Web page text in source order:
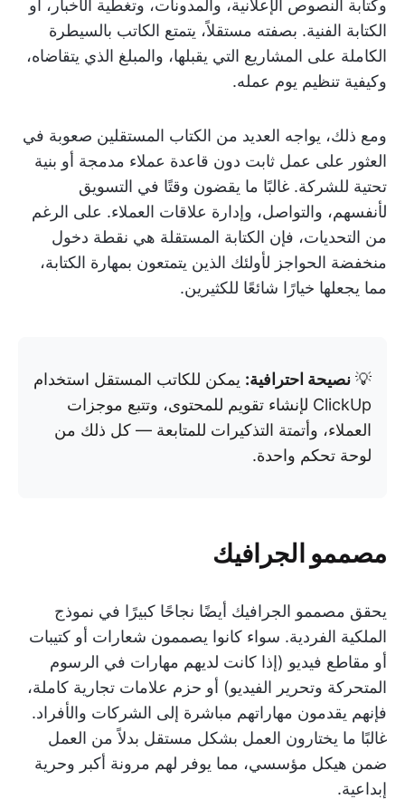
وكتابة النصوص الإعلانية، والمدونات، وتغطية الأخبار، أو
الكتابة الفنية. بصفته مستقلاً، يتمتع الكاتب بالسيطرة
الكاملة على المشاريع التي يقبلها، والمبلغ الذي يتقاضاه،
وكيفية تنظيم يوم عمله.
ومع ذلك، يواجه العديد من الكتاب المستقلين صعوبة في
العثور على عمل ثابت دون قاعدة عملاء مدمجة أو بنية
تحتية للشركة. غالبًا ما يقضون وقتًا في التسويق
لأنفسهم، والتواصل، وإدارة علاقات العملاء. على الرغم
من التحديات، فإن الكتابة المستقلة هي نقطة دخول
منخفضة الحواجز لأولئك الذين يتمتعون بمهارة الكتابة،
مما يجعلها خيارًا شائعًا للكثيرين.
💡 نصيحة احترافية: يمكن للكاتب المستقل استخدام
ClickUp لإنشاء تقويم للمحتوى، وتتبع موجزات
العملاء، وأتمتة التذكيرات للمتابعة — كل ذلك من
لوحة تحكم واحدة.
مصممو الجرافيك
يحقق مصممو الجرافيك أيضًا نجاحًا كبيرًا في نموذج
الملكية الفردية. سواء كانوا يصممون شعارات أو كتيبات
أو مقاطع فيديو (إذا كانت لديهم مهارات في الرسوم
المتحركة وتحرير الفيديو) أو حزم علامات تجارية كاملة،
فإنهم يقدمون مهاراتهم مباشرة إلى الشركات والأفراد.
غالبًا ما يختارون العمل بشكل مستقل بدلاً من العمل
ضمن هيكل مؤسسي، مما يوفر لهم مرونة أكبر وحرية
إبداعية.